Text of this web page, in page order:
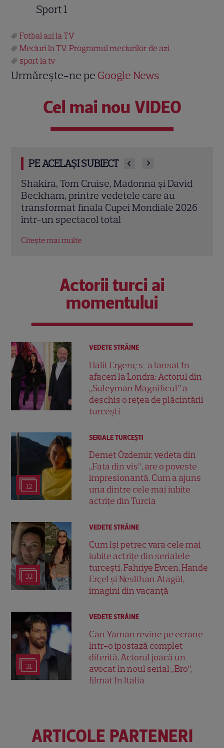
Sport 1
Fotbal azi la TV
Meciuri la TV. Programul meciurilor de azi
sport la tv
Urmărește-ne pe Google News
Cel mai nou VIDEO
PE ACELAȘI SUBIECT
Show în stil Super Bowl la finala Spania –
Argentina! Ce post TV îl difuzează, în loc
de Antena 1
Actorii turci ai
momentului
VEDETE STRĂINE
Halit Ergenç s-a lansat în
afaceri la Londra: Actorul din
„Suleyman Magnificul” a
deschis o rețea de plăcintării
turcești
12
SERIALE TURCEŞTI
Demet Özdemir, vedeta din
„Fata din vis”, are o poveste
impresionantă. Cum a ajuns
una dintre cele mai iubite
actrițe din Turcia
32
VEDETE STRĂINE
Cum își petrec vara cele mai
iubite actrițe din serialele
turcești. Fahriye Evcen, Hande
Erçel și Neslihan Atagül,
imagini din vacanță
31
VEDETE STRĂINE
Can Yaman revine pe ecrane
într-o ipostază complet
diferită. Actorul joacă un
avocat în noul serial „Bro”,
filmat în Italia
ARTICOLE PARTENERI